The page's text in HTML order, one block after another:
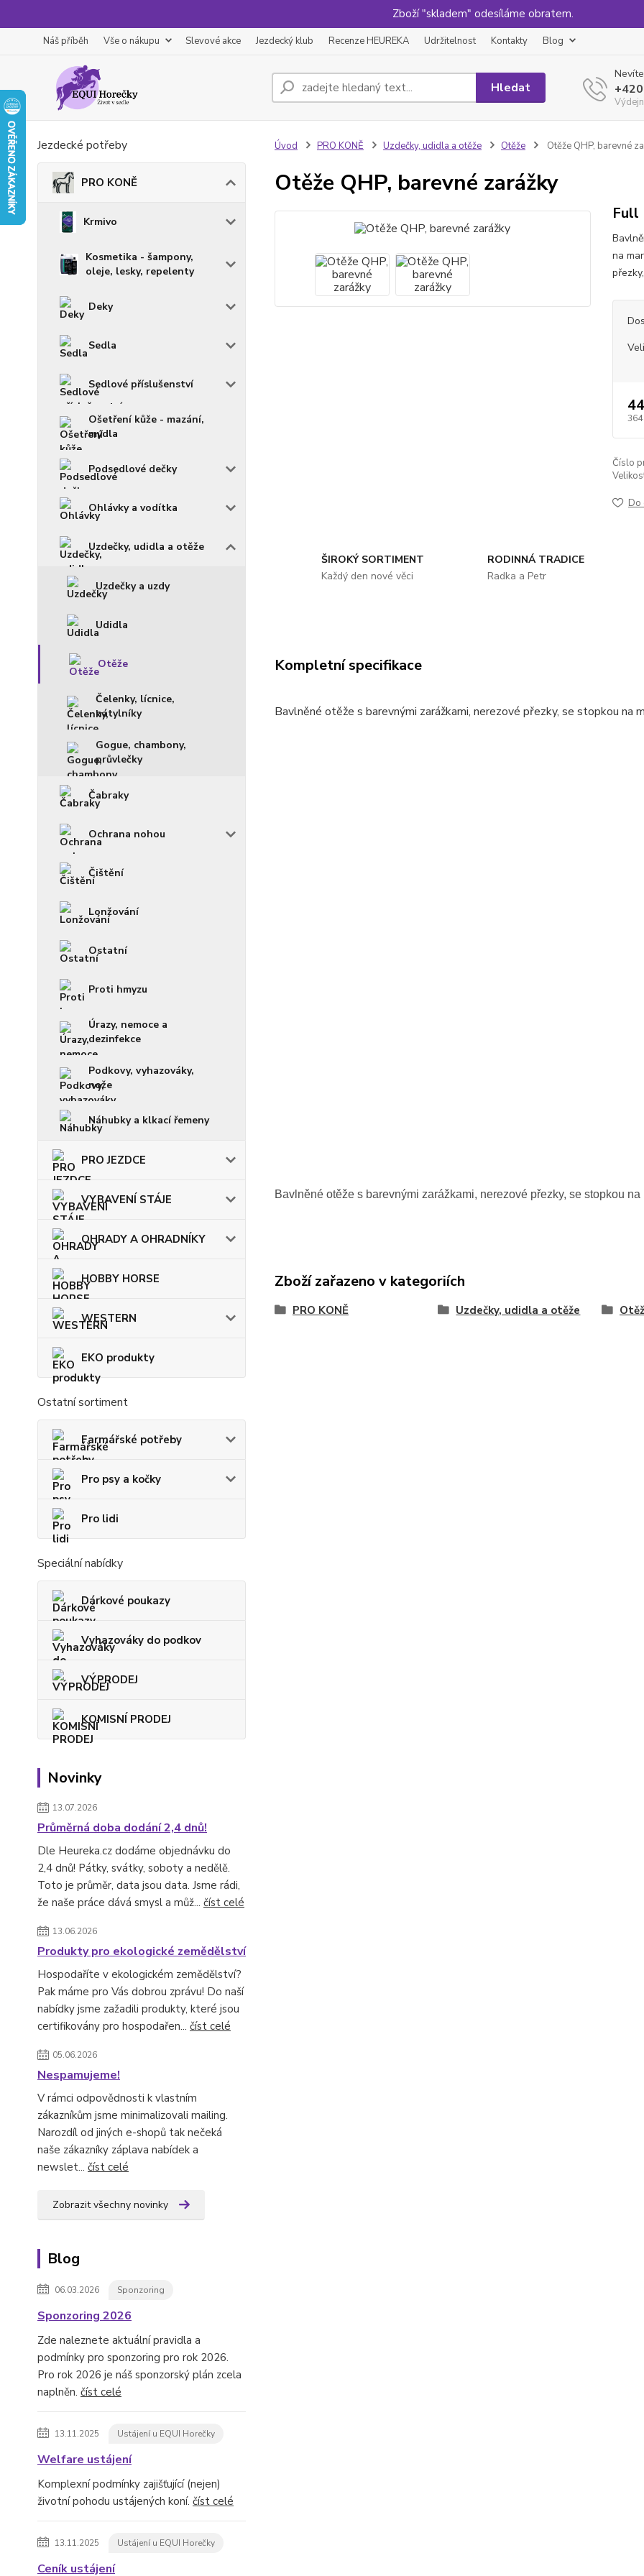
Zboží "skladem" odesíláme obratem.
Náš příběh Vše o nákupu Slevové akce Jezdecký klub Recenze HEUREKA Udržitelnost Kontakty Blog
Hledat
Jezdecké potřeby
PRO KONĚ
Krmivo
Kosmetika - šampony,
oleje, lesky, repelenty
Deky
Sedla
Sedlové příslušenství
Ošetření kůže - mazání,
mýdla
Podsedlové dečky
Ohlávky a vodítka
Uzdečky, udidla a otěže
Uzdečky a uzdy
Udidla
Otěže
Čelenky, lícnice,
nátylníky
Gogue, chambony,
průvlečky
Čabraky
Ochrana nohou
Čištění
Lonžování
Ostatní
Proti hmyzu
Úrazy, nemoce a
dezinfekce
Podkovy, vyhazováky,
nože
Náhubky a klkací řemeny
PRO JEZDCE
VYBAVENÍ STÁJE
OHRADY A OHRADNÍKY
HOBBY HORSE
WESTERN
EKO produkty
Ostatní sortiment
Farmářské potřeby
Pro psy a kočky
Pro lidi
Speciální nabídky
Dárkové poukazy
Vyhazováky do podkov
VÝPRODEJ
KOMISNÍ PRODEJ
Novinky
13.07.2026
Průměrná doba dodání 2,4 dnů!
Dle Heureka.cz dodáme objednávku do
2,4 dnů! Pátky, svátky, soboty a nedělě.
Toto je průměr, data jsou data. Jsme rádi,
že naše práce dává smysl a můž... číst celé
13.06.2026
Produkty pro ekologické zemědělství
Hospodaříte v ekologickém zemědělství?
Pak máme pro Vás dobrou zprávu! Do naší
nabídky jsme zažadili produkty, které jsou
certifikovány pro hospodařen... číst celé
05.06.2026
Nespamujeme!
V rámci odpovědnosti k vlastním
zákazníkům jsme minimalizovali mailing.
Narozdíl od jiných e-shopů tak nečeká
naše zákazníky záplava nabídek a
newslet... číst celé
Zobrazit všechny novinky
Blog
06.03.2026 Sponzoring
Sponzoring 2026
Zde naleznete aktuální pravidla a
podmínky pro sponzoring pro rok 2026.
Pro rok 2026 je náš sponzorský plán zcela
naplněn. číst celé
13.11.2025 Ustájení u EQUI Horečky
Welfare ustájení
Komplexní podmínky zajišťující (nejen)
životní pohodu ustájených koní. číst celé
13.11.2025 Ustájení u EQUI Horečky
Ceník ustájení
Úvod PRO KONĚ Uzdečky, udidla a otěže Otěže Otěže QHP, barevné
Otěže QHP, barevné zarážky
Full
na
364
Číslo
Do
ŠIROKÝ SORTIMENT
Každý den nové věci
RODINNÁ TRADICE
Radka a Petr
Kompletní specifikace
Bavlněné otěže s barevnými zarážkami, nerezové přezky, se stopkou na
Bavlněné otěže s barevnými zarážkami, nerezové přezky, se stopkou na
Zboží zařazeno v kategoriích
PRO KONĚ Uzdečky, udidla a otěže